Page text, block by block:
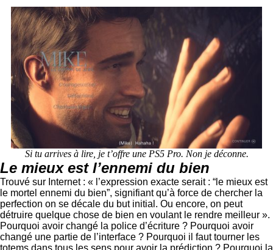
Si tu arrives à lire, je t’offre une PS5 Pro. Non je déconne.
Le mieux est l’ennemi du bien
Trouvé sur Internet : « l’expression exacte serait : “le mieux est
le mortel ennemi du bien”, signifiant qu’à force de chercher la
perfection on se décale du but initial. Ou encore, on peut
détruire quelque chose de bien en voulant le rendre meilleur ».
Pourquoi avoir changé la police d’écriture ? Pourquoi avoir
changé une partie de l’interface ? Pourquoi il faut tourner les
totems dans tous les sens pour avoir la prédiction ? Pourquoi la